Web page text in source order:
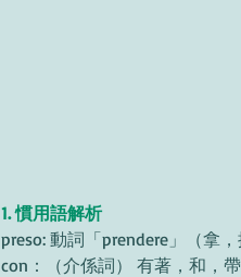
1. 慣用語解析
preso: 動詞「prendere」（拿
con：（介係詞） 有著，和，